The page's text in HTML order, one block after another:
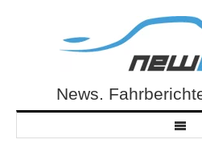
NewCarz.deNews.